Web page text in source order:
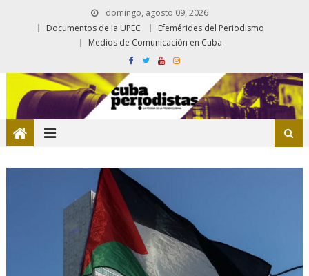
domingo, agosto 09, 2026
Documentos de la UPEC
Efemérides del Periodismo
Medios de Comunicación en Cuba